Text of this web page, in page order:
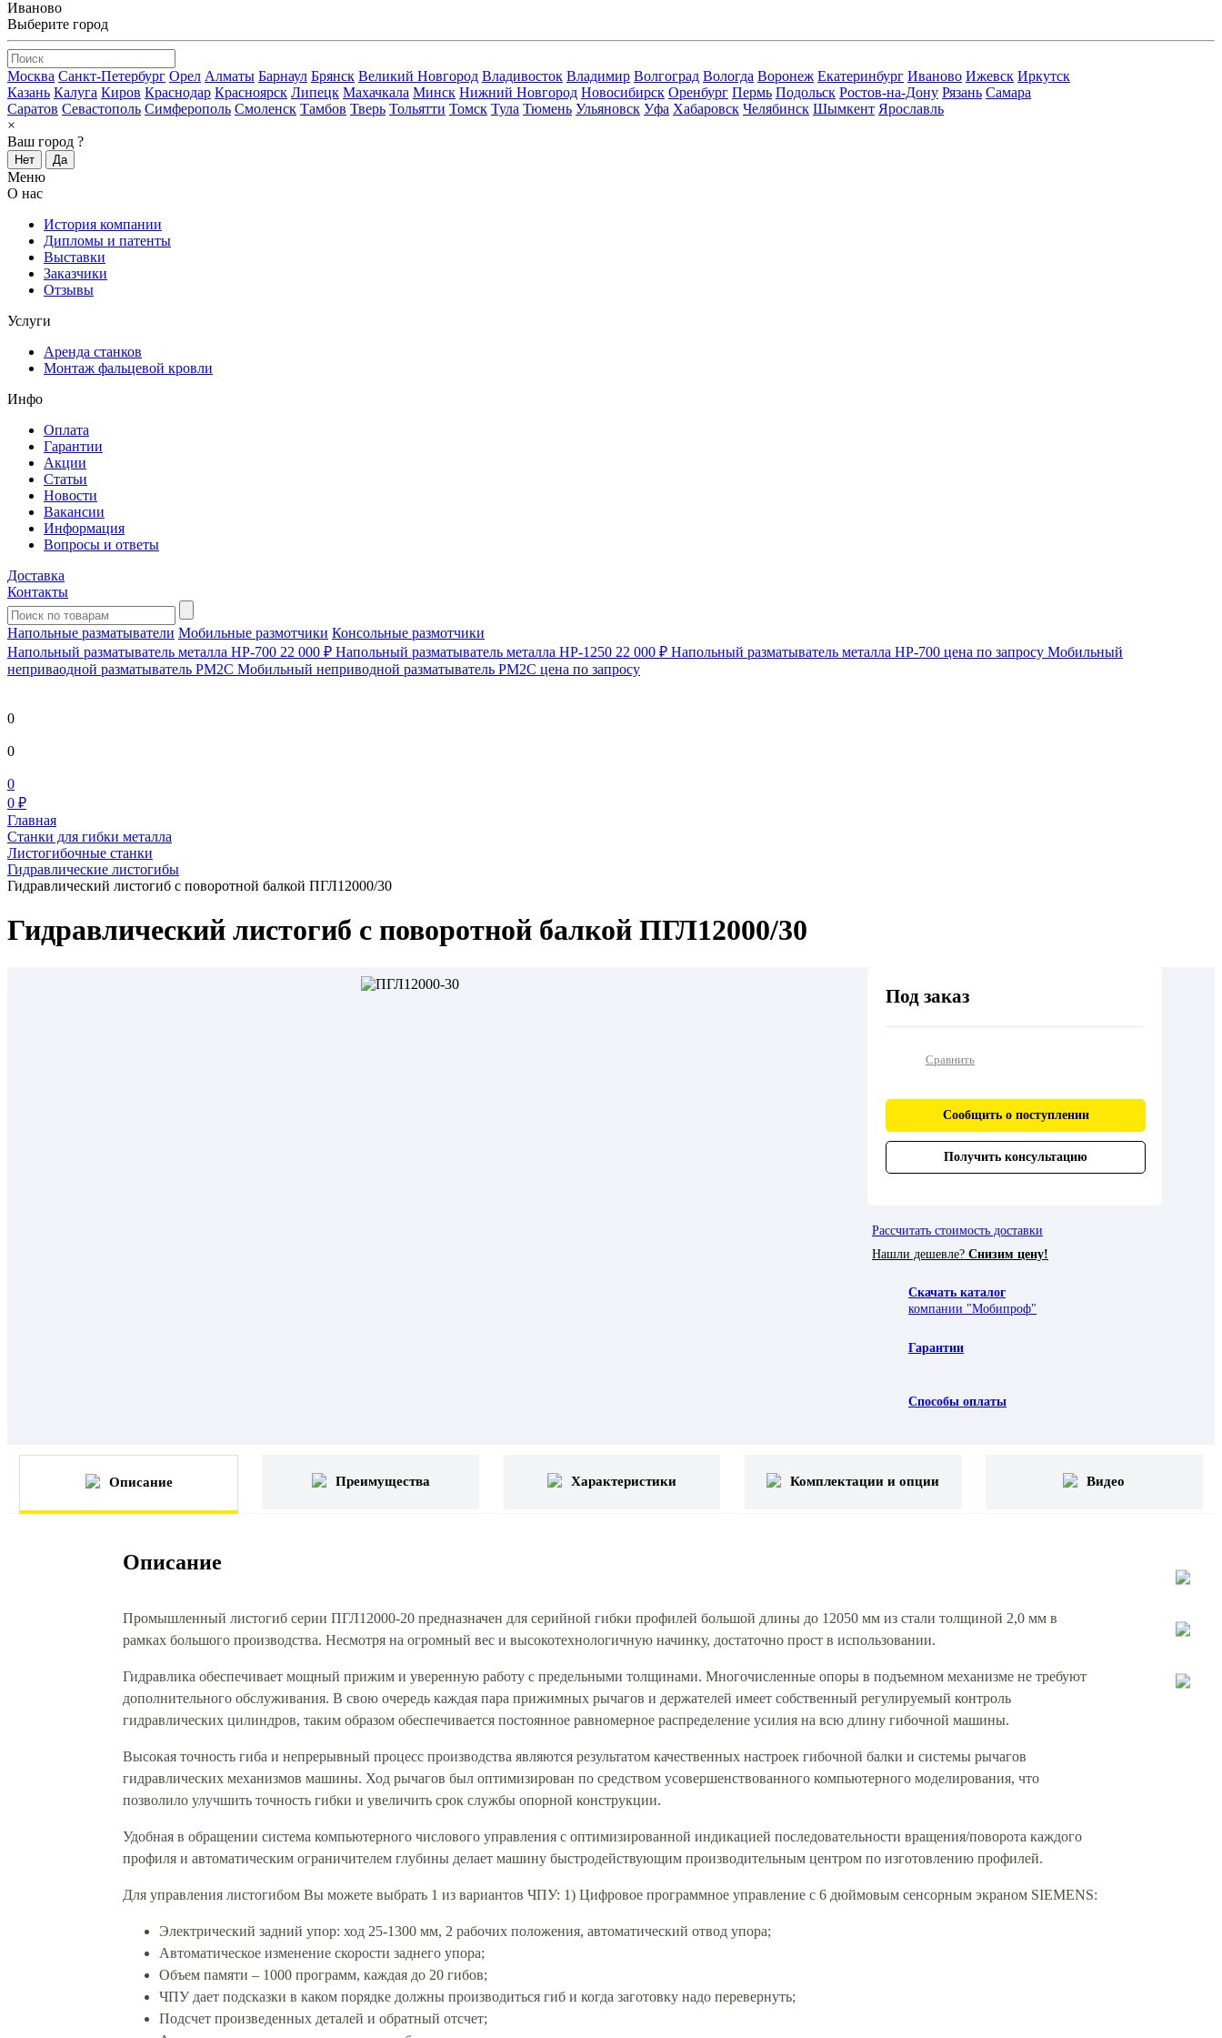
Иваново
Выберите город
Москва Санкт-Петербург Орел Алматы Барнаул Брянск Великий Новгород Владивосток Владимир Волгоград Вологда Воронеж Екатеринбург Иваново Ижевск Иркутск
Казань Калуга Киров Краснодар Красноярск Липецк Махачкала Минск Нижний Новгород Новосибирск Оренбург Пермь Подольск Ростов-на-Дону Рязань Самара
Саратов Севастополь Симферополь Смоленск Тамбов Тверь Тольятти Томск Тула Тюмень Ульяновск Уфа Хабаровск Челябинск Шымкент Ярославль
×
Ваш город ?
Нет Да
Меню
О нас
История компании
Дипломы и патенты
Выставки
Заказчики
Отзывы
Услуги
Аренда станков
Монтаж фальцевой кровли
Инфо
Оплата
Гарантии
Акции
Статьи
Новости
Вакансии
Информация
Вопросы и ответы
Доставка
Контакты
Напольные разматыватели Мобильные размотчики Консольные размотчики
Напольный разматыватель металла HP-700 22 000 ₽ Напольный разматыватель металла HP-1250 22 000 ₽ Напольный разматыватель металла HP-700 цена по запросу Мобильный
непривaодной разматыватель РМ2С Мобильный неприводной разматыватель РМ2С цена по запросу
0
0
0
0 ₽
Главная
Станки для гибки металла
Листогибочные станки
Гидравлические листогибы
Гидравлический листогиб с поворотной балкой ПГЛ12000/30
Гидравлический листогиб с поворотной балкой ПГЛ12000/30
Под заказ
Сравнить
Сообщить о поступлении
Получить консультацию
Рассчитать стоимость доставки
Нашли дешевле? Снизим цену!
Скачать каталог
компании "Мобипроф"
Гарантии
Способы оплаты
Описание Преимущества Характеристики Комплектации и опции Видео
Описание
Промышленный листогиб серии ПГЛ12000-20 предназначен для серийной гибки профилей большой длины до 12050 мм из стали толщиной 2,0 мм в
рамках большого производства. Несмотря на огромный вес и высокотехнологичную начинку, достаточно прост в использовании.
Гидравлика обеспечивает мощный прижим и уверенную работу с предельными толщинами. Многочисленные опоры в подъемном механизме не требуют
дополнительного обслуживания. В свою очередь каждая пара прижимных рычагов и держателей имеет собственный регулируемый контроль
гидравлических цилиндров, таким образом обеспечивается постоянное равномерное распределение усилия на всю длину гибочной машины.
Высокая точность гиба и непрерывный процесс производства являются результатом качественных настроек гибочной балки и системы рычагов
гидравлических механизмов машины. Ход рычагов был оптимизирован по средством усовершенствованного компьютерного моделирования, что
позволило улучшить точность гибки и увеличить срок службы опорной конструкции.
Удобная в обращении система компьютерного числового управления с оптимизированной индикацией последовательности вращения/поворота каждого
профиля и автоматическим ограничителем глубины делает машину быстродействующим производительным центром по изготовлению профилей.
Для управления листогибом Вы можете выбрать 1 из вариантов ЧПУ: 1) Цифровое программное управление с 6 дюймовым сенсорным экраном SIEMENS:
Электрический задний упор: ход 25-1300 мм, 2 рабочих положения, автоматический отвод упора;
Автоматическое изменение скорости заднего упора;
Объем памяти – 1000 программ, каждая до 20 гибов;
ЧПУ дает подсказки в каком порядке должны производиться гиб и когда заготовку надо перевернуть;
Подсчет произведенных деталей и обратный отсчет;